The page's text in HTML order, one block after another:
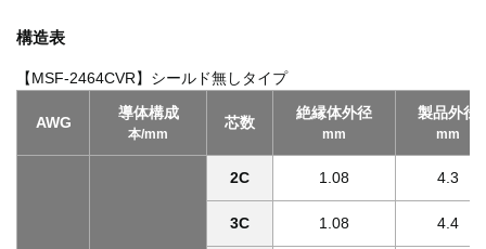
構造表
【MSF-2464CVR】シールド無しタイプ
AWG
導体構成
本/mm
芯数
絶縁体外径
mm
製品外径
mm
2C 1.08 4.3
3C 1.08 4.4